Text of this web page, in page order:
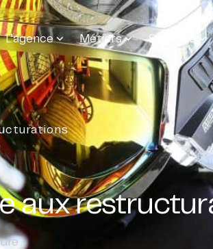
L’agence Métiers Services
aux